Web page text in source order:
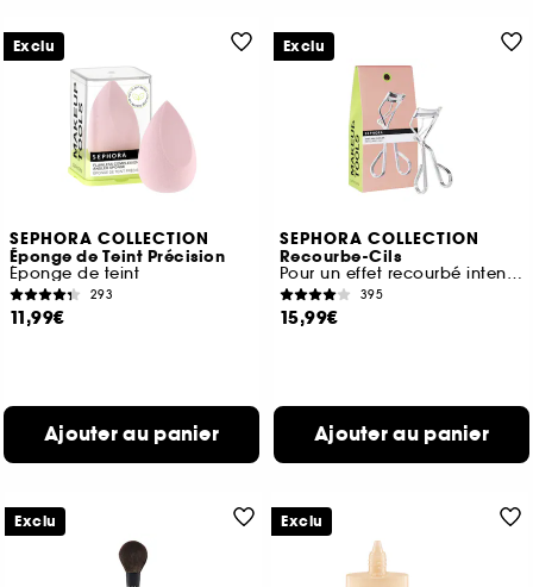
SEPHORA COLLECTION
Éponge de Teint Précision
Éponge de teint
293
11,99€
Ajouter au panier
Exclu
SEPHORA COLLECTION
Recourbe-Cils
Pour un effet recourbé intense
395
15,99€
Ajouter au panier
Exclu
Exclu Exclu